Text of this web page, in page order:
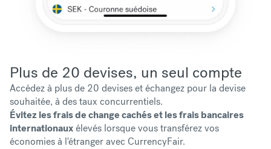
Plus de 20 devises, un seul compte
Accédez à plus de 20 devises et échangez pour la devise
souhaitée, à des taux concurrentiels.
Évitez les frais de change cachés et les frais bancaires
internationauxélevés lorsque vous transférez vos
économies à l'étranger avec CurrencyFair.